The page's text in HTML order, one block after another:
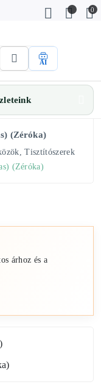
0
AI
(Zéróka)
Tisztítószerek
(Zéróka)
árhoz és a